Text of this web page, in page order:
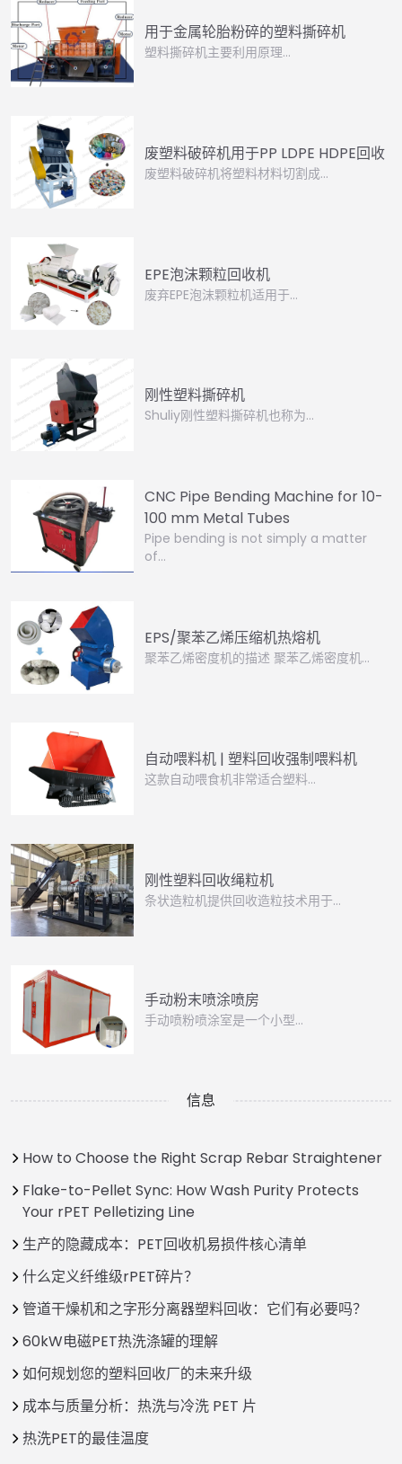
用于金属轮胎粉碎的塑料撕碎机
塑料撕碎机主要利用原理…
废塑料破碎机用于PP LDPE HDPE回收
废塑料破碎机将塑料材料切割成...
EPE泡沫颗粒回收机
废弃EPE泡沫颗粒机适用于…
刚性塑料撕碎机
Shuliy刚性塑料撕碎机也称为…
CNC Pipe Bending Machine for 10-
100 mm Metal Tubes
Pipe bending is not simply a matter
of…
EPS/聚苯乙烯压缩机热熔机
聚苯乙烯密度机的描述 聚苯乙烯密度机…
自动喂料机 | 塑料回收强制喂料机
这款自动喂食机非常适合塑料…
刚性塑料回收绳粒机
条状造粒机提供回收造粒技术用于…
手动粉末喷涂喷房
手动喷粉喷涂室是一个小型...
信息
How to Choose the Right Scrap Rebar Straightener
Flake-to-Pellet Sync: How Wash Purity Protects
Your rPET Pelletizing Line
生产的隐藏成本：PET回收机易损件核心清单
什么定义纤维级rPET碎片？
管道干燥机和之字形分离器塑料回收：它们有必要吗？
60kW电磁PET热洗涤罐的理解
如何规划您的塑料回收厂的未来升级
成本与质量分析：热洗与冷洗 PET 片
热洗PET的最佳温度